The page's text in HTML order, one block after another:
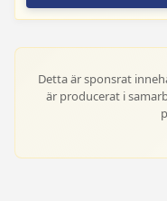
Detta är sponsrat
är producerat i